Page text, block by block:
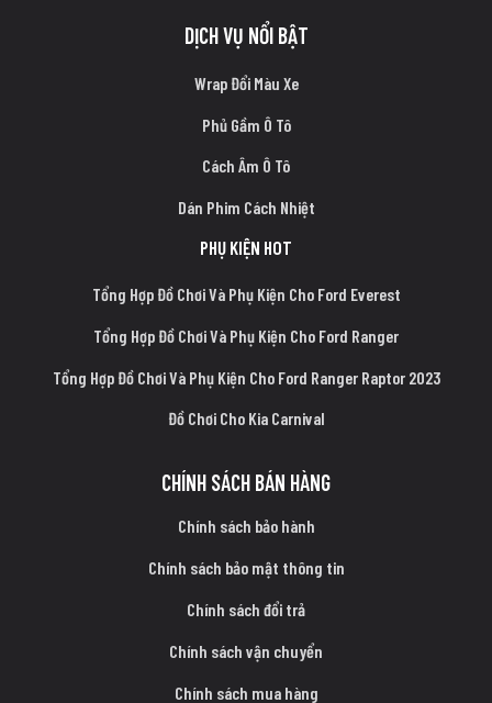
DỊCH VỤ NỔI BẬT
Wrap Đổi Màu Xe
Phủ Gầm Ô Tô
Cách Âm Ô Tô
Dán Phim Cách Nhiệt
PHỤ KIỆN HOT
Tổng Hợp Đồ Chơi Và Phụ Kiện Cho Ford Everest
Tổng Hợp Đồ Chơi Và Phụ Kiện Cho Ford Ranger
Tổng Hợp Đồ Chơi Và Phụ Kiện Cho Ford Ranger Raptor 2023
Đồ Chơi Cho Kia Carnival
CHÍNH SÁCH BÁN HÀNG
Chính sách bảo hành
Chính sách bảo mật thông tin
Chính sách đổi trả
Chính sách vận chuyển
Chính sách mua hàng